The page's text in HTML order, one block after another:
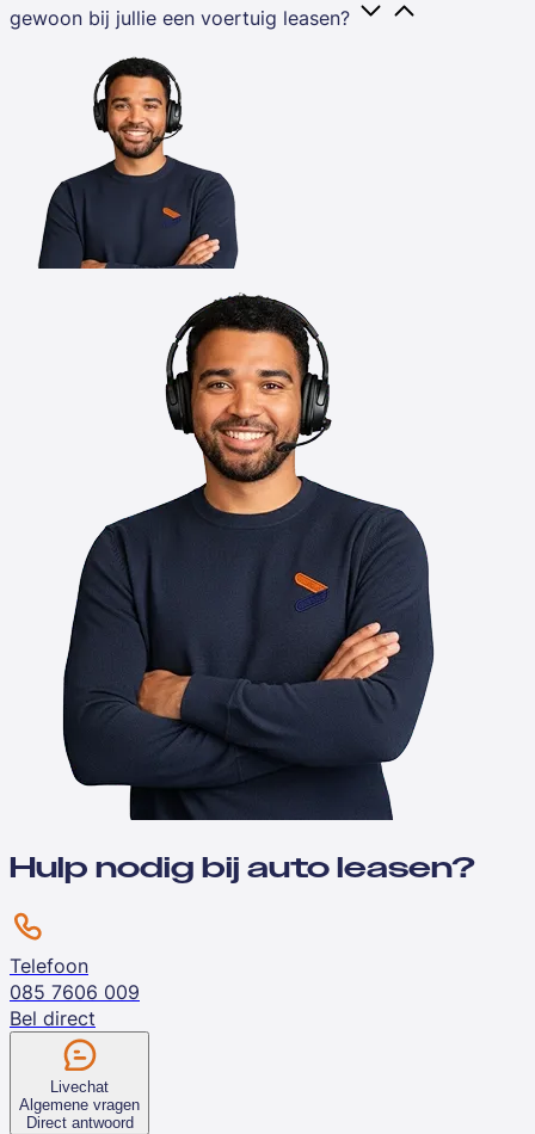
gewoon bij jullie een voertuig leasen?
Hulp nodig bij auto leasen?
Telefoon
085 7606 009
Bel direct
Livechat
Algemene vragen
Direct antwoord